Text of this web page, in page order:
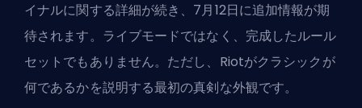
イナルに関する詳細が続き、7月12日に追加情報が期
待されます。ライブモードではなく、完成したルール
セットでもありません。ただし、Riotがクラシックが
何であるかを説明する最初の真剣な外観です。